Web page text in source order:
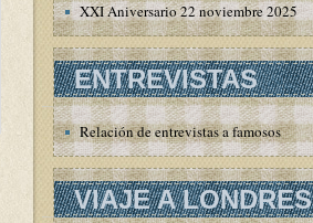
XXI Aniversario 22 noviembre 2025
ENTREVISTAS
Relación de entrevistas a famosos
VIAJE A LONDRES